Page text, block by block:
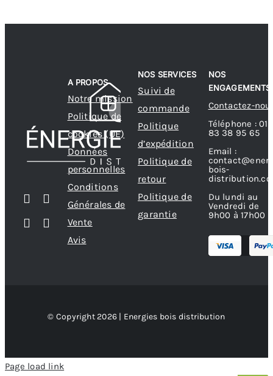
A PROPOS
Notre mission
Politique de
cookies (UE)
Données
personnelles
Conditions
Générales de
Vente
Avis
NOS SERVICES
Suivi de
commande
Politique
d’expédition
Politique de
retour
Politique de
garantie
NOS
ENGAGEMENTS
Contactez-
Téléphone : 01
83 38 95 65
Email :
bois-
Du lundi au
Vendredi de
9h00 à 17h00
© Copyright 2026 | Energies bois distribution
Page load link